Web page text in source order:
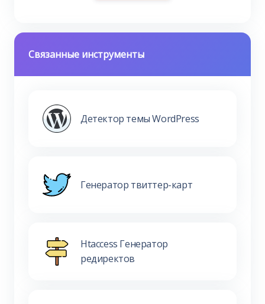
Связанные инструменты
Детектор темы WordPress
Генератор твиттер-карт
Htaccess Генератор
редиректов